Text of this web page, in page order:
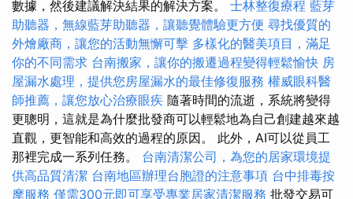
數據，然後建議解決結果的解決方案。 士林整復療程 藍芽
助聽器，無線藍芽助聽器，讓聽覺體驗更方便 尋找優質的
外燴廠商，讓您的活動無懈可擊 多樣化的醫美項目，滿足
你的不同需求 台南搬家，讓你的搬遷過程變得輕鬆愉快 房
屋漏水處理，提供您房屋漏水的最佳修復服務 權威眼科醫
師推薦，讓您放心治療眼疾 隨著時間的流逝，系統將變得
更聰明，這就是為什麼批發商可以輕鬆地為自己創建越來越
直觀，更智能和高效的過程的原因。 此外，AI可以從員工
那裡完成一系列任務。 台南清潔公司，為您的居家環境提
供高品質清潔 台南地區辦理台胞證的注意事項 台中排毒按
摩服務 僅需300元即可享受專業居家清潔服務 批發交易可